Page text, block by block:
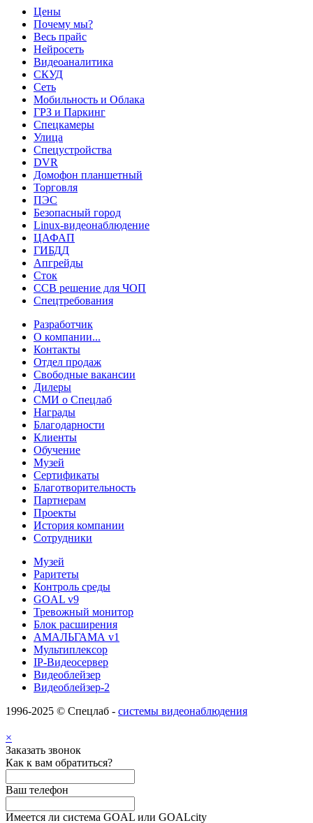
Цены
Почему мы?
Весь прайс
Нейросеть
Видеоаналитика
СКУД
Сеть
Мобильность и Облака
ГРЗ и Паркинг
Спецкамеры
Улица
Спецустройства
DVR
Домофон планшетный
Торговля
ПЭС
Безопасный город
Linux-видеонаблюдение
ЦАФАП
ГИБДД
Апгрейды
Сток
ССВ решение для ЧОП
Спецтребования
Разработчик
О компании...
Контакты
Отдел продаж
Свободные вакансии
Дилеры
СМИ о Спецлаб
Награды
Благодарности
Клиенты
Обучение
Музей
Сертификаты
Благотворительность
Партнерам
Проекты
История компании
Сотрудники
Музей
Раритеты
Контроль среды
GOAL v9
Тревожный монитор
Блок расширения
АМАЛЬГАМА v1
Мультиплексор
IP-Видеосервер
Видеоблейзер
Видеоблейзер-2
1996-2025 © Спецлаб - системы видеонаблюдения
×
Заказать звонок
Как к вам обратиться?
Ваш телефон
Имеется ли система GOAL или GOALcity